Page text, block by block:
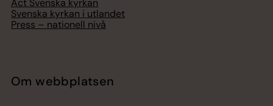
Svenska kyrkan i utlandet
Press – nationell nivå
Om webbplatsen